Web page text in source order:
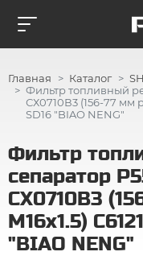
Главная Каталог
Фильтр топливный
СХ0710В3 (156-77 мм
SD16 "BIAO NENG"
Фильтр
сепаратор
СХ0710В3
M16х1.5)
"BIAO NENG"